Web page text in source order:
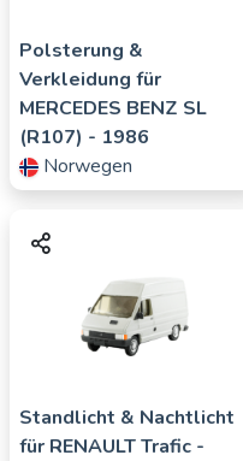
Polsterung &
Verkleidung für
MERCEDES BENZ SL
(R107) - 1986
Norwegen
Standlicht & Nachtlicht
für RENAULTTrafic -